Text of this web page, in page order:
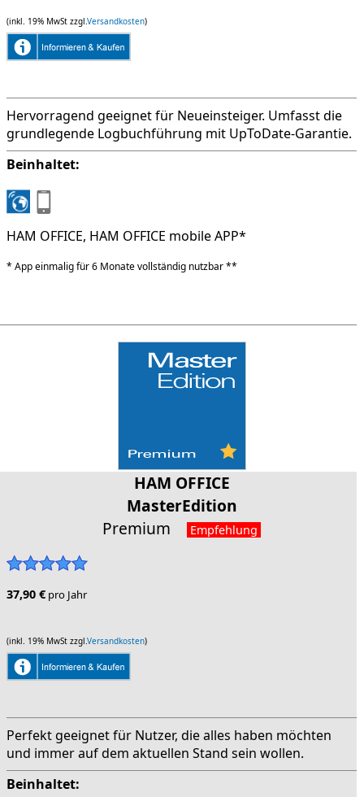
(inkl. 19% MwSt zzgl. Versandkosten)
Hervorragend geeignet für Neueinsteiger. Umfasst die
grundlegende Logbuchführung mit UpToDate-Garantie.
Beinhaltet:
HAM OFFICE, HAM OFFICE mobile APP*
* App einmalig für 6 Monate vollständig nutzbar **
HAM OFFICE
MasterEdition
Premium Empfehlung
37,90 € pro Jahr
(inkl. 19% MwSt zzgl. Versandkosten)
Perfekt geeignet für Nutzer, die alles haben möchten
und immer auf dem aktuellen Stand sein wollen.
Beinhaltet: